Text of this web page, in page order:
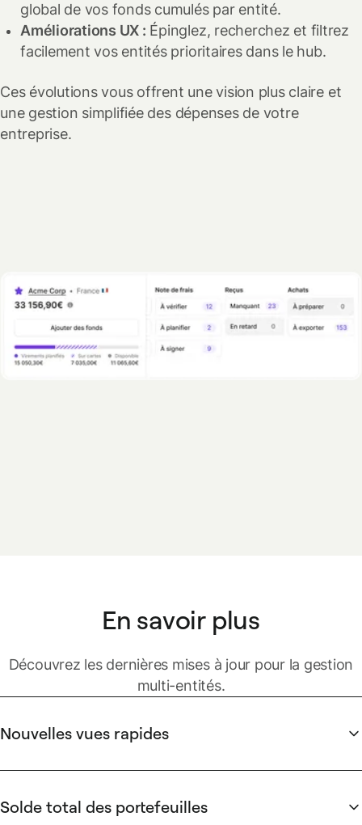
global de vos fonds cumulés par entité.
Améliorations UX : Épinglez, recherchez et filtrez
facilement vos entités prioritaires dans le hub.
Ces évolutions vous offrent une vision plus claire et
une gestion simplifiée des dépenses de votre
entreprise.
En savoir plus
Découvrez les dernières mises à jour pour la gestion
multi-entités.
Nouvelles vues rapides
travers vos entités grâce à des résumés étendus. Les
nouvelles vues rapides couvrent désormais votre Boîte de
réception, les Notes de frais, et bien plus, avec des détails
Solde total des portefeuilles